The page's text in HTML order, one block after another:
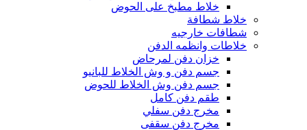
خلاط مطبخ على الحوض
خلاط شطافة
شطافات خارجيه
خلاطات وانظمه الدفن
خزان دفن لمرحاض
جسم دفن و وش الخلاط للبانيو
جسم دفن وش الخلاط للحوض
طقم دفن كامل
مخرج دفن سفلي
مخرج دفن سقفى